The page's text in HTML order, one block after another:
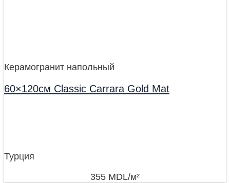
Керамогранит напольный
60×120см Classic Carrara Gold Mat
Турция
355 MDL/м²